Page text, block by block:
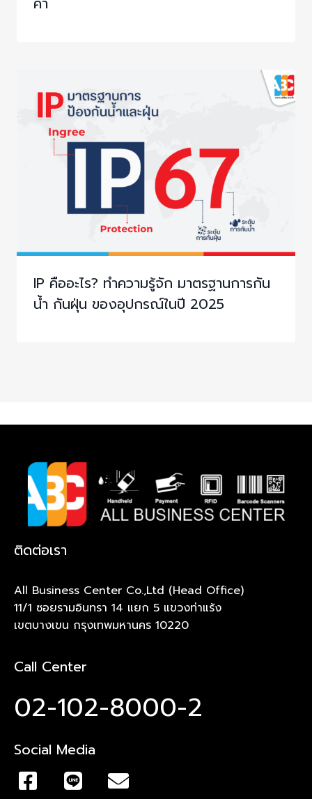
IP คืออะไร? ทำความรู้จัก มาตรฐานการกัน
น้ำ กันฝุ่น ของอุปกรณ์ในปี 2025
ติดต่อเรา
All Business Center Co.,Ltd (Head Office)
11/1 ซอยรามอินทรา 14 แยก 5 แขวงท่าแร้ง
เขตบางเขน กรุงเทพมหานคร 10220
Call Center
02-102-8000-2
Social Media